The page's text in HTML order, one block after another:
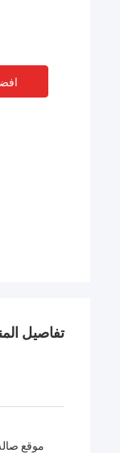
تفاصيل
موقع